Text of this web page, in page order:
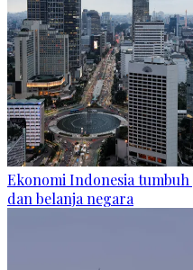
Ekonomi Indonesia
dan belanja negara